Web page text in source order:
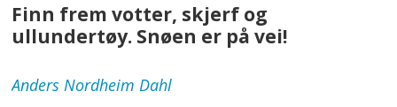
Finn frem votter, skjerf og
ullundertøy. Snøen er på vei!
Anders Nordheim Dahl